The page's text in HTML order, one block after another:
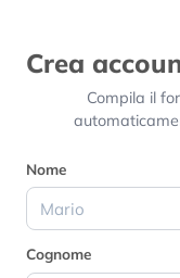
Crea
Compila il
Nome
Cognome